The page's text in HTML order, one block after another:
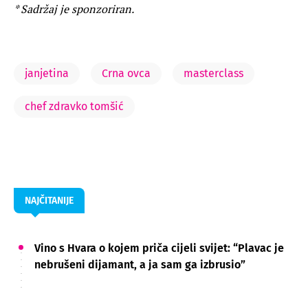
* Sadržaj je sponzoriran.
janjetina Crna ovca masterclass
chef zdravko tomšić
NAJČITANIJE
Vino s Hvara o kojem priča cijeli svijet: “Plavac je
nebrušeni dijamant, a ja sam ga izbrusio”